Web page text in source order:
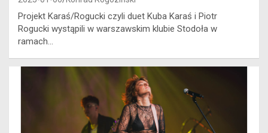
Projekt Karaś/Rogucki czyli duet Kuba Karaś i Piotr
Rogucki wystąpili w warszawskim klubie Stodoła w
ramach…